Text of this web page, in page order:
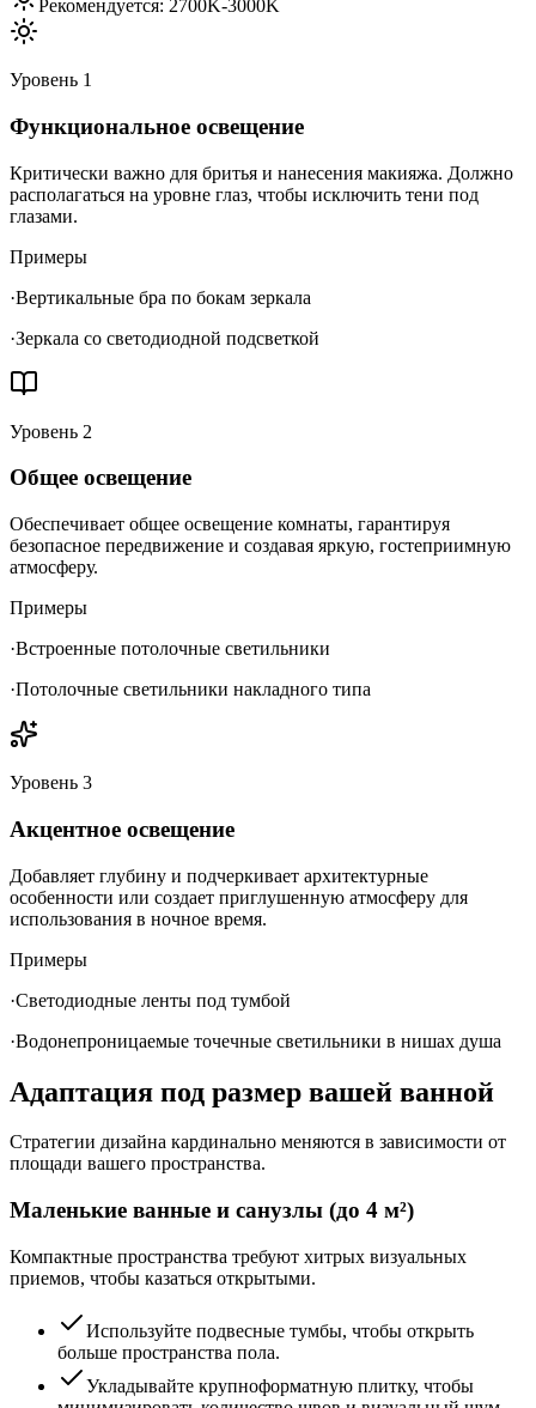
Рекомендуется: 2700K-3000K
Уровень 1
Функциональное освещение
Критически важно для бритья и нанесения макияжа. Должно
располагаться на уровне глаз, чтобы исключить тени под
глазами.
Примеры
·Вертикальные бра по бокам зеркала
·Зеркала со светодиодной подсветкой
Уровень 2
Общее освещение
Обеспечивает общее освещение комнаты, гарантируя
безопасное передвижение и создавая яркую, гостеприимную
атмосферу.
Примеры
·Встроенные потолочные светильники
·Потолочные светильники накладного типа
Уровень 3
Акцентное освещение
Добавляет глубину и подчеркивает архитектурные
особенности или создает приглушенную атмосферу для
использования в ночное время.
Примеры
·Светодиодные ленты под тумбой
·Водонепроницаемые точечные светильники в нишах душа
Адаптация под размер вашей ванной
Стратегии дизайна кардинально меняются в зависимости от
площади вашего пространства.
Маленькие ванные и санузлы (до 4 м²)
Компактные пространства требуют хитрых визуальных
приемов, чтобы казаться открытыми.
Используйте подвесные тумбы, чтобы открыть
больше пространства пола.
Укладывайте крупноформатную плитку, чтобы